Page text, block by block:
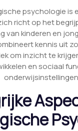
psychologie is
richt op het
van kinderen en
kennis uit
om inzicht te
en sociaal